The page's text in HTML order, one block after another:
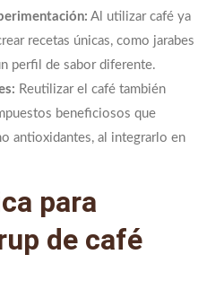
Al utilizar café ya
recetas únicas, como jarabes
perfil de sabor diferente.
Reutilizar el café también
beneficiosos que
antioxidantes, al integrarlo en
para
de café